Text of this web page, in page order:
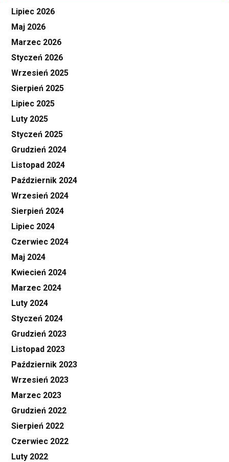
Lipiec 2026
Maj 2026
Marzec 2026
Styczeń 2026
Wrzesień 2025
Sierpień 2025
Lipiec 2025
Luty 2025
Styczeń 2025
Grudzień 2024
Listopad 2024
Październik 2024
Wrzesień 2024
Sierpień 2024
Lipiec 2024
Czerwiec 2024
Maj 2024
Kwiecień 2024
Marzec 2024
Luty 2024
Styczeń 2024
Grudzień 2023
Listopad 2023
Październik 2023
Wrzesień 2023
Marzec 2023
Grudzień 2022
Sierpień 2022
Czerwiec 2022
Luty 2022